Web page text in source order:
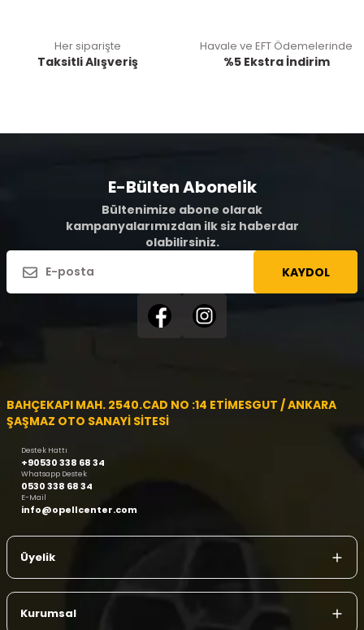
Her siparişte
Taksitli Alışveriş
Havale ve EFT Ödemelerinde
%5 Ekstra İndirim
E-Bülten Abonelik
Bültenimize abone olarak
kampanyalarımızdan ilk siz haberdar
olabilirsiniz.
KAYDOL
BAHÇEKAPI MAH. 2540.CAD NO :14 ETİMESGUT / ANKARA
ŞAŞMAZ OTO SANAYİ SİTESİ
Destek Hattı
+90530 338 68 34
Whatsapp Destek
0530 338 68 34
E-Mail
info@opellcenter.com
Üyelik
Kurumsal